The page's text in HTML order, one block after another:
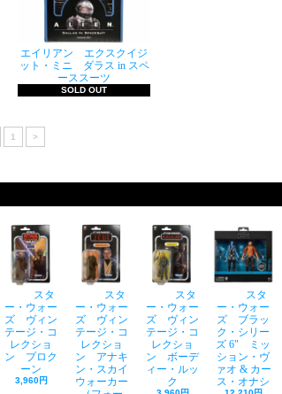
エイリアン エクスクイジ
ット・ミニ ダラス in スペ
ーススーツ
SOLD OUT
1 >
スタ
ー・ウォー
ズ ヴィン
テージ・コ
レクショ
ン プロク
ーン
3,960円
スタ
ー・ウォー
ズ ヴィン
テージ・コ
レクショ
ン アナキ
ン・スカイ
ウォーカー
スタ
ー・ウォー
ズ ヴィン
テージ・コ
レクショ
ン ボーデ
ィー・ルッ
ク
スタ
ー・ウォー
ズ ブラッ
ク・シリー
ズ 6" ミッ
ション・ヴ
ァオ & カー
ス・オナシ